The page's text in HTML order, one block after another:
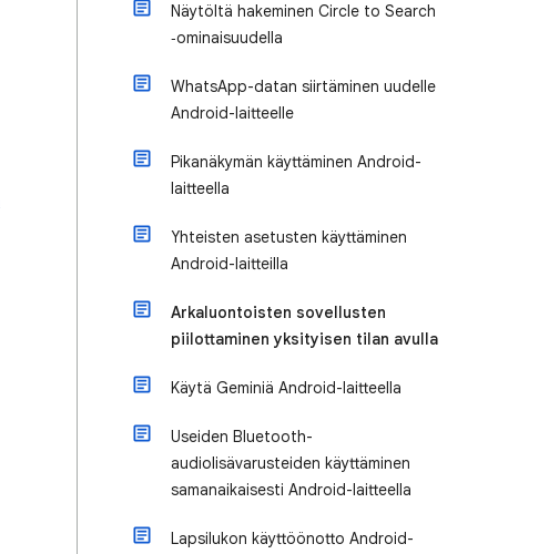
Näytöltä hakeminen Circle to Search
‑ominaisuudella
WhatsApp-datan siirtäminen uudelle
Android-laitteelle
Pikanäkymän käyttäminen Android-
laitteella
Yhteisten asetusten käyttäminen
Android-laitteilla
Arkaluontoisten sovellusten
piilottaminen yksityisen tilan avulla
Käytä Geminiä Android-laitteella
Useiden Bluetooth-
audiolisävarusteiden käyttäminen
samanaikaisesti Android-laitteella
Lapsilukon käyttöönotto Android-